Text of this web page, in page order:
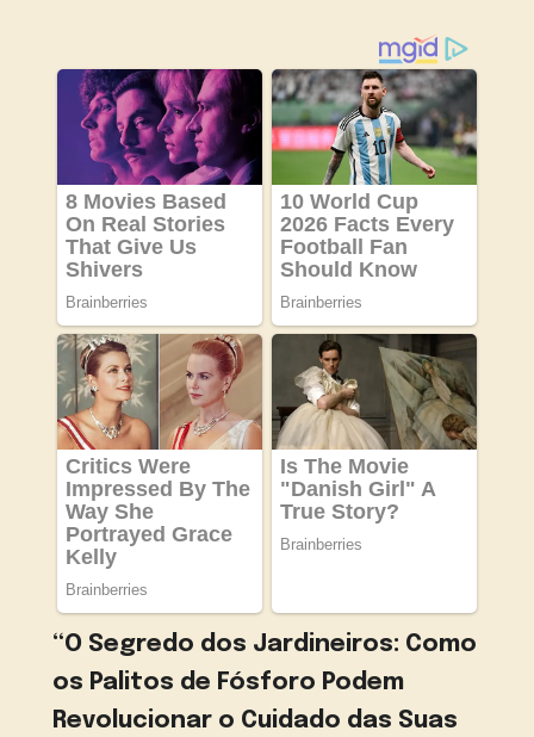
“O Segredo dos Jardineiros: Como
os Palitos de Fósforo Podem
Revolucionar o Cuidado das Suas